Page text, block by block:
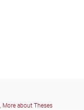
, More about Theses